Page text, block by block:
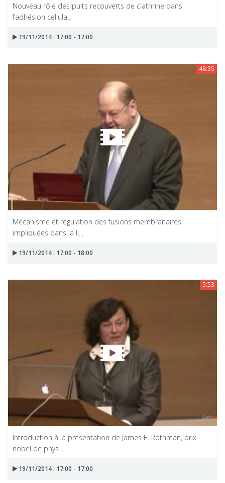
Nouveau rôle des puits recouverts de clathrine dans
l’adhésion cellula...
19/11/2014 : 17:00 - 17:00
48:35
Mécanisme et régulation des fusions membranaires
impliquées dans la li...
19/11/2014 : 17:00 - 18:00
5:53
Introduction à la présentation de James E. Rothman, prix
nobel de phys...
19/11/2014 : 17:00 - 17:00